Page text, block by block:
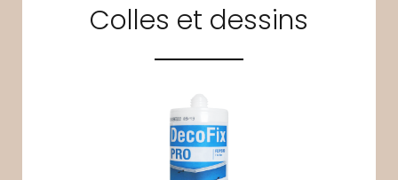
Colles et dessins